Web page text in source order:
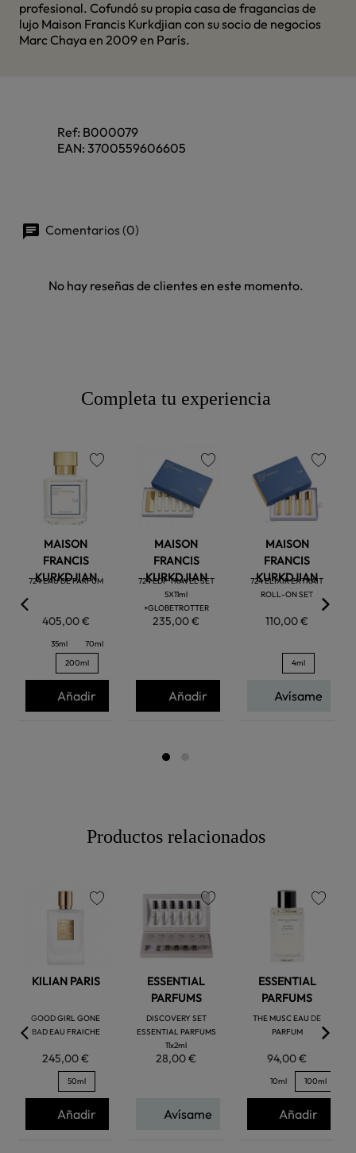
profesional. Cofundó su propia casa de fragancias de
lujo Maison Francis Kurkdjian con su socio de negocios
Marc Chaya en 2009 en París.
Ref: B000079
EAN: 3700559606605
Comentarios (0)
No hay reseñas de clientes en este momento.
Completa tu experiencia
MAISON
FRANCIS
KURKDJIAN
724 EAU DE PARFUM
405,00 €
35ml
70ml
200ml
Añadir
MAISON
FRANCIS
KURKDJIAN
724 EDP TRAVEL SET
5X11ml
+GLOBETROTTER
235,00 €
favorite
Añadir
MAISON
FRANCIS
KURKDJIAN
724 ELIXIR EXTRAIT
ROLL-ON SET
110,00 €
favorite
4ml
Avísame
Productos relacionados
KILIAN PARIS
GOOD GIRL GONE
BAD EAU FRAICHE
245,00 €
50ml
Añadir
ESSENTIAL
PARFUMS
DISCOVERY SET
ESSENTIAL PARFUMS
11x2ml
28,00 €
Avísame
ESSENTIAL
PARFUMS
THE MUSC EAU DE
PARFUM
94,00 €
10ml 100ml
Añadir